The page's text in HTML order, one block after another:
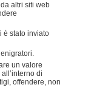
altri siti web
è stato inviato
un valore
di
offendere, non